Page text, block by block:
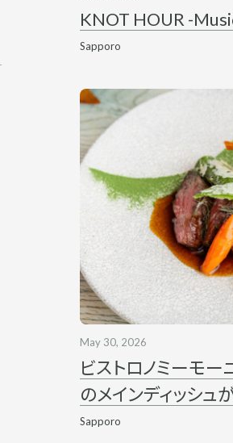
KNOT HOUR -
Sapporo
ビストロノミーモー
のメインディッシュ
May 30, 2026
Sapporo